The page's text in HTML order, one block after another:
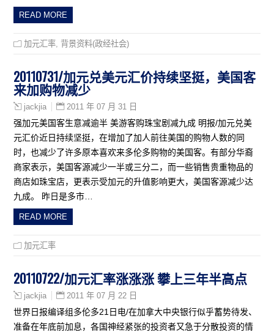
READ MORE
加元汇率 背景资料(政经社会)
20110731/加元兑美元汇价持续坚挺，美国客
来加购物减少
jackjia 2011 年 07 月 31 日
强加元美国客生意减逾半 美游客购珠宝剧减九成 明报/加元兑美
元汇价近日持续坚挺，在增加了加人前往美国的购物人数的同
时，也减少了许多原本喜欢来多伦多购物的美国客。有部分华裔
商家表示，美国客源减少一半或三分二，而一些销售贵重物品的
商店如珠宝店，更表示受加元的升值影响更大，美国客源减少达
九成。 昨日是多市…
READ MORE
加元汇率
20110722/加元汇率涨涨涨 攀上三年半高点
jackjia 2011 年 07 月 22 日
世界日报编译组多伦多21日电/在加拿大中央银行似乎蓄势待发、
准备在年底前加息，各国神经紧张的投资者又急于分散投资的情